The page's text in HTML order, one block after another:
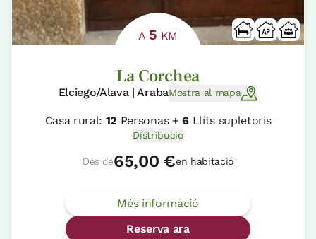
A 5 KM
La Corchea
Elciego/Alava | ArabaMostra al mapa
Casa rural: 12 Personas +6Llits supletoris
Distribució
Des de65,00 €en habitació
Més informació
Reserva ara